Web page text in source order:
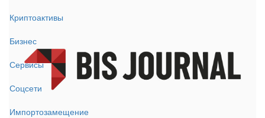
Криптоактивы
Бизнес
Сервисы
Соцсети
Импортозамещение